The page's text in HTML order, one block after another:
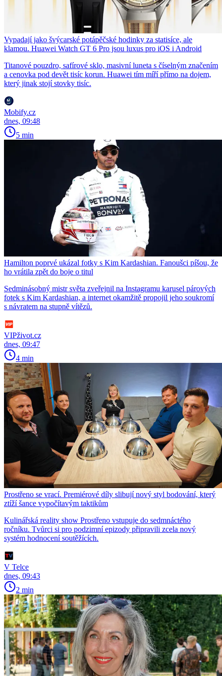
Vypadají jako švýcarské potápěčské hodinky za statisíce, ale
klamou. Huawei Watch GT 6 Pro jsou luxus pro iOS i Android
Titanové pouzdro, safírové sklo, masivní luneta s číselným značením
a cenovka pod devět tisíc korun. Huawei tím míří přímo na dojem,
který jinak stojí stovky tisíc.
Mobify.cz
dnes, 09:48
5 min
Hamilton poprvé ukázal fotky s Kim Kardashian. Fanoušci píšou, že
ho vrátila zpět do boje o titul
Sedminásobný mistr světa zveřejnil na Instagramu karusel párových
fotek s Kim Kardashian, a internet okamžitě propojil jeho soukromí
s návratem na stupně vítězů.
VIPživot.cz
dnes, 09:47
4 min
Prostřeno se vrací. Premiérové díly slibují nový styl bodování, který
ztíží šance vypočítavým taktikům
Kulinářská reality show Prostřeno vstupuje do sedmnáctého
ročníku. Tvůrci si pro podzimní epizody připravili zcela nový
systém hodnocení soutěžících.
V Telce
dnes, 09:43
2 min